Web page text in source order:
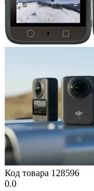
Код товара 128596
0.0